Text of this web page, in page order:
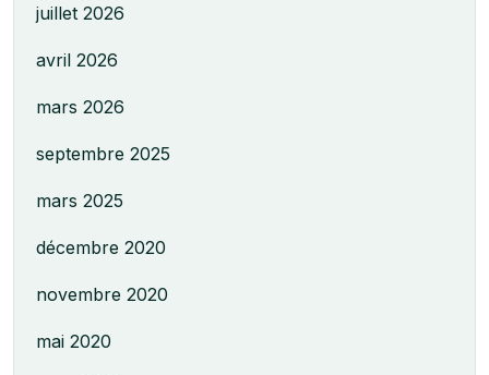
juillet 2026
avril 2026
mars 2026
septembre 2025
mars 2025
décembre 2020
novembre 2020
mai 2020